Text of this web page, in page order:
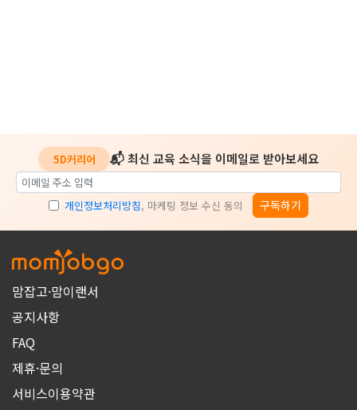
5D커리어 📬 최신 교육 소식을 이메일로 받아보세요
개인정보처리방침, 마케팅 정보 수신 동의 구독하기
맘잡고·맘이랜서
공지사항
FAQ
제휴·문의
서비스이용약관